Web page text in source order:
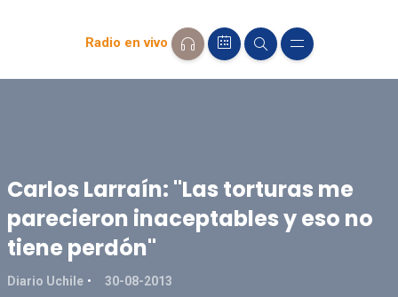
Radio en vivo
Carlos Larraín: "Las torturas me
parecieron inaceptables y eso no
tiene perdón"
Diario Uchile 30-08-2013